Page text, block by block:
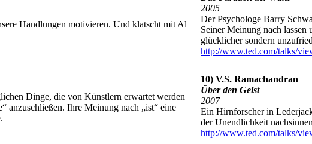
Handlungen motivieren. Und klatscht mit Al
2005
Der Psychologe Barry
Seiner Meinung nach
glücklicher sondern
http://www.ted.com/talks/
Dinge, die von Künstlern erwartet werden
anzuschließen. Ihre Meinung nach „ist“ eine
10) V.S. Ramachandran
Über den Geist
2007
Ein Hirnforscher in
der Unendlichkeit
http://www.ted.com/talks/